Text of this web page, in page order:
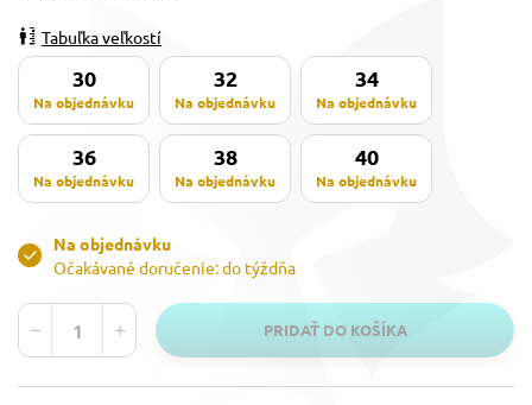
30
Na objednávku
32
Na objednávku
34
Na objednávku
36
Na objednávku
38
Na objednávku
40
Na objednávku
Tabuľka veľkostí
Na objednávku
Očakávané doručenie: do týždňa
PRIDAŤ DO KOŠÍKA